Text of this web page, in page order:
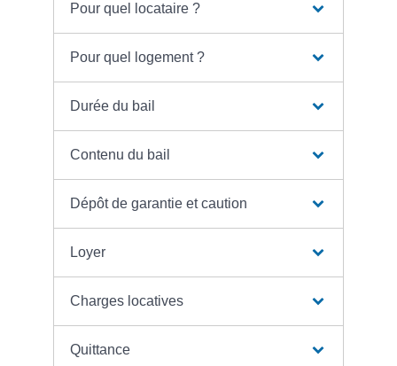
Pour quel locataire ?
Pour quel logement ?
Durée du bail
Contenu du bail
Dépôt de garantie et caution
Loyer
Charges locatives
Quittance